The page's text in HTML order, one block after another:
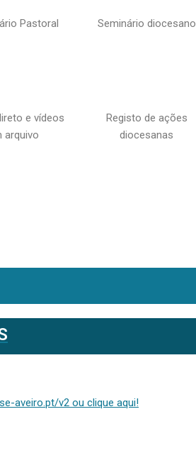
Pastoral Seminário diocesano
e vídeos
arquivo
Registo de ações
diocesanas
aveiro.pt/v2 ou clique aqui!